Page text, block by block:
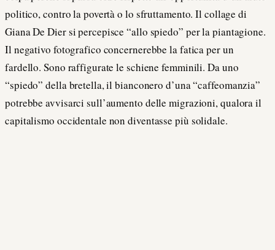
politico, contro la povertà o lo sfruttamento. Il collage di
Giana De Dier si percepisce “allo spiedo” per la piantagione.
Il negativo fotografico concernerebbe la fatica per un
fardello. Sono raffigurate le schiene femminili. Da uno
“spiedo” della bretella, il bianconero d’una “caffeomanzia”
potrebbe avvisarci sull’aumento delle migrazioni, qualora il
capitalismo occidentale non diventasse più solidale.